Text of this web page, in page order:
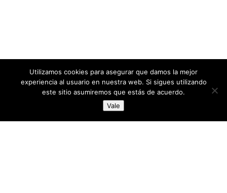
directoresdeseguridad.es
Diseñado por Centro Andaluz de Estudios y Entrenamiento
Utilizamos cookies para asegurar que damos la mejor
experiencia al usuario en nuestra web. Si sigues utilizando
este sitio asumiremos que estás de acuerdo.
Vale